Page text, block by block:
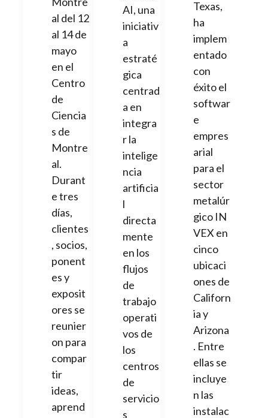
al del 12
al 14 de
mayo
en el
Centro
de
Ciencia
s de
Montre
al.
Durant
e tres
días,
clientes
, socios,
ponent
es y
exposit
ores se
reunier
on para
compar
tir
ideas,
aprend
AI, una
iniciativ
a
estraté
gica
centrad
a en
integra
r la
intelige
ncia
artificia
l
directa
mente
en los
flujos
de
trabajo
operati
vos de
los
centros
de
servicio
s
Texas,
ha
implem
entado
con
éxito el
softwar
e
empres
arial
para el
sector
metalúr
gico IN
VEX en
cinco
ubicaci
ones de
Californ
ia y
Arizona
. Entre
ellas se
incluye
n las
instalac